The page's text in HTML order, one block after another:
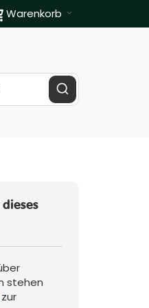
Warenkorb
stehen
zur